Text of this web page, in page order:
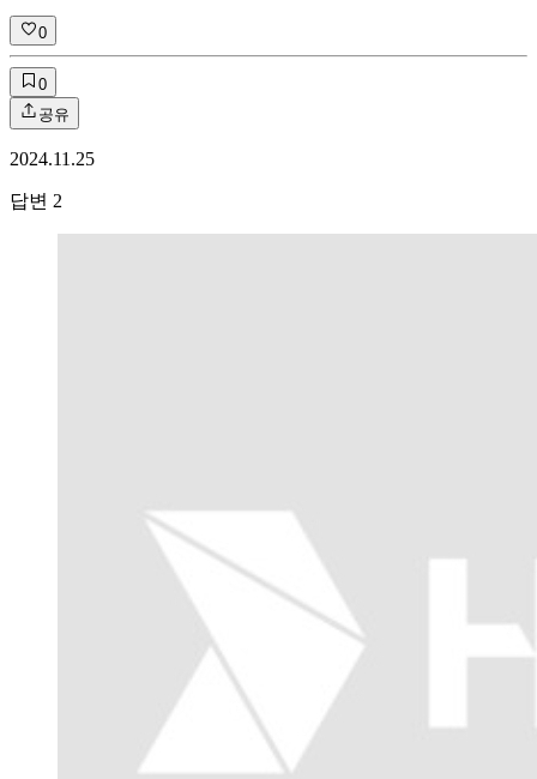
0
0
공유
2024.11.25
답변 2